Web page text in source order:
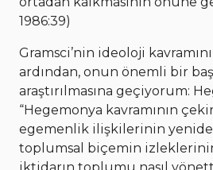
1986:39)
Gramsci’nin ideoloji
ardından, onun önemli bir
araştırılmasına geçiyorum:
“Hegemonya kavramının
egemenlik ilişkilerinin
toplumsal biçemin izleklerinin